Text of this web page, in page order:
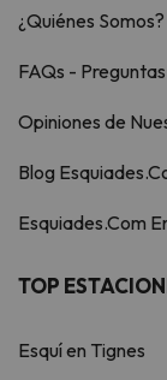
¿Quiénes Somos?
FAQs -
Opiniones de
Blog
Esquiades.Com
TOP
Esquí en Tignes